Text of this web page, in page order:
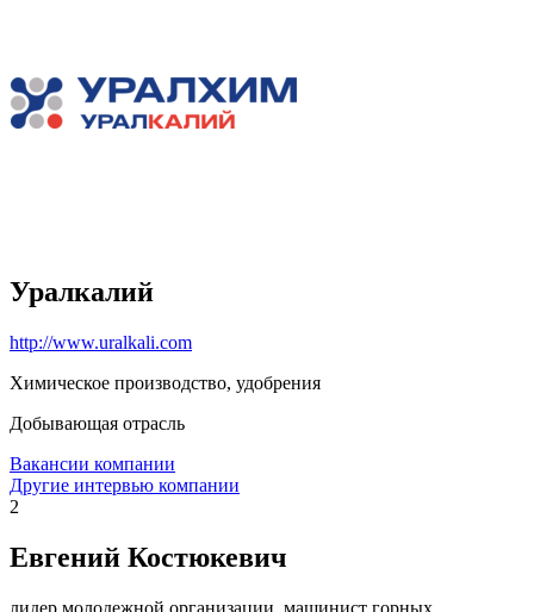
Уралкалий
http://www.uralkali.com
Химическое производство, удобрения
Добывающая отрасль
Вакансии компании
Другие интервью компании
2
Евгений Костюкевич
лидер молодежной организации, машинист горных